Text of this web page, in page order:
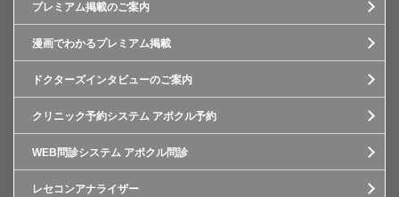
プレミアム掲載のご案内
漫画でわかるプレミアム掲載
ドクターズインタビューのご案内
クリニック予約システム アポクル予約
WEB問診システム アポクル問診
レセコンアナライザー